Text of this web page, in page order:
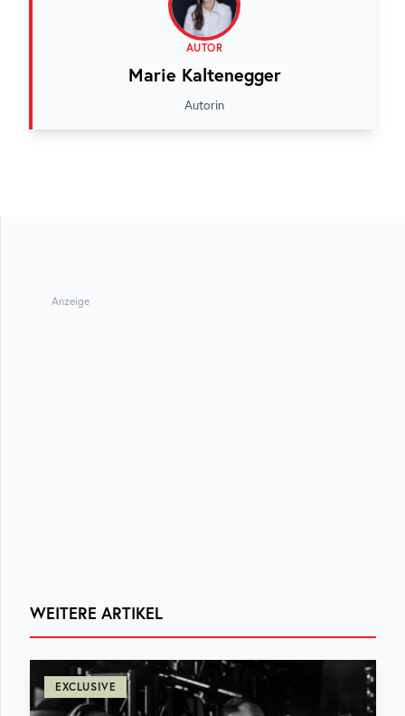
AUTOR
Marie Kaltenegger
Autorin
Anzeige
WEITERE ARTIKEL
EXCLUSIVE